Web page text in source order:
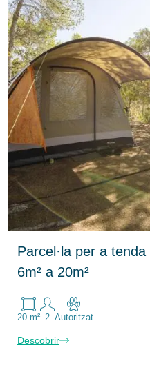
Parcel·la per a
6m² a 20m²
20 m² 2 Autoritzat
Descobrir